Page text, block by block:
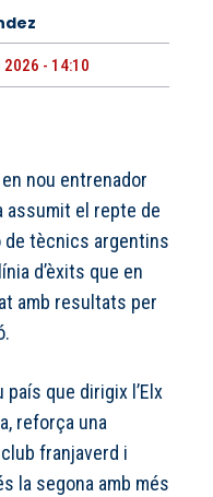
- 14:10
nou entrenador
assumit el repte de
tècnics argentins
d’èxits que en
amb resultats per
que dirigix l’Elx
reforça una
franjaverd i
la segona amb més